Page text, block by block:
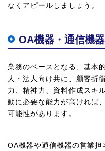
なくアピールしましょう。
OA機器・通信機
業務のベースとなる、基本
人・法人向け共に、顧客折
力、精神力、資料作成スキ
動に必要な能力が高ければ
可能性があります。
OA機器や通信機器の営業